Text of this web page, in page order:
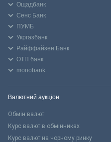
Ощадбанк
Сенс Банк
ПУМБ
Укргазбанк
Райффайзен Банк
ОТП банк
monobank
Валютний аукціон
Обмін валют
Курс валют в обмінниках
Курс валют на чорному ринку